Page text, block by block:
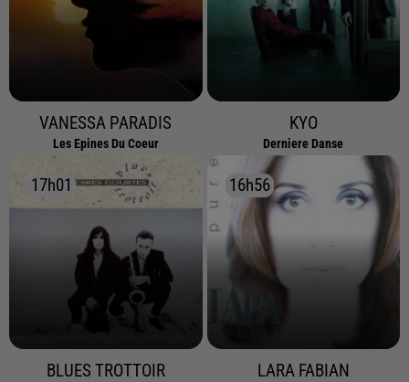
VANESSA PARADIS
Les Epines Du Coeur
KYO
Derniere Danse
17h01
17h01
BLUES TROTTOIR
16h56
16h56
LARA FABIAN